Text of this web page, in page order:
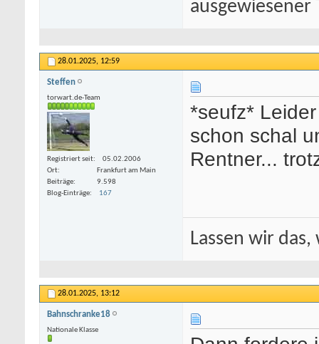
ausgewiesener
28.01.2025, 12:59
Steffen
torwart.de-Team
Registriert seit
05.02.2006
Ort
Frankfurt am Main
Beiträge
9.598
Blog-Einträge
167
*seufz*
schon schal
Rentner...
Lassen wir
28.01.2025, 13:12
Bahnschranke18
Nationale Klasse